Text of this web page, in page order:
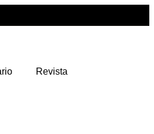
Revista